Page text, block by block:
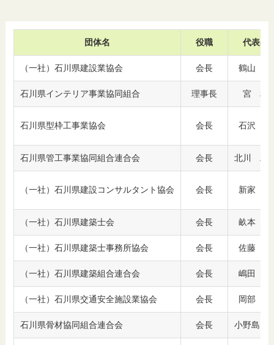
団体名 役職 代表者
（一社）石川県建設業協会 会長 鶴山 庄
石川県インテリア事業協同組合 理事長 宮 利
石川県型枠工事業協会 会長 石沢 秀
石川県管工事業協同組合連合会 会長 北川 雅
（一社）石川県建設コンサルタント協会 会長 新家 久
（一社）石川県建築士会 会長 畝本 秀
（一社）石川県建築士事務所協会 会長 佐藤 和
（一社）石川県建築組合連合会 会長 嶋田 一
（一社）石川県交通安全施設業協会 会長 岡部 裕
石川県骨材協同組合連合会 会長 小野島